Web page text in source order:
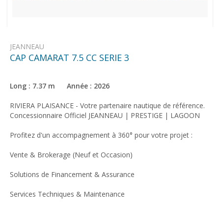
JEANNEAU
CAP CAMARAT 7.5 CC SERIE 3
Long : 7.37 m Année : 2026
RIVIERA PLAISANCE - Votre partenaire nautique de référence.
Concessionnaire Officiel JEANNEAU | PRESTIGE | LAGOON
Profitez d'un accompagnement à 360° pour votre projet :
Vente & Brokerage (Neuf et Occasion)
Solutions de Financement & Assurance
Services Techniques & Maintenance